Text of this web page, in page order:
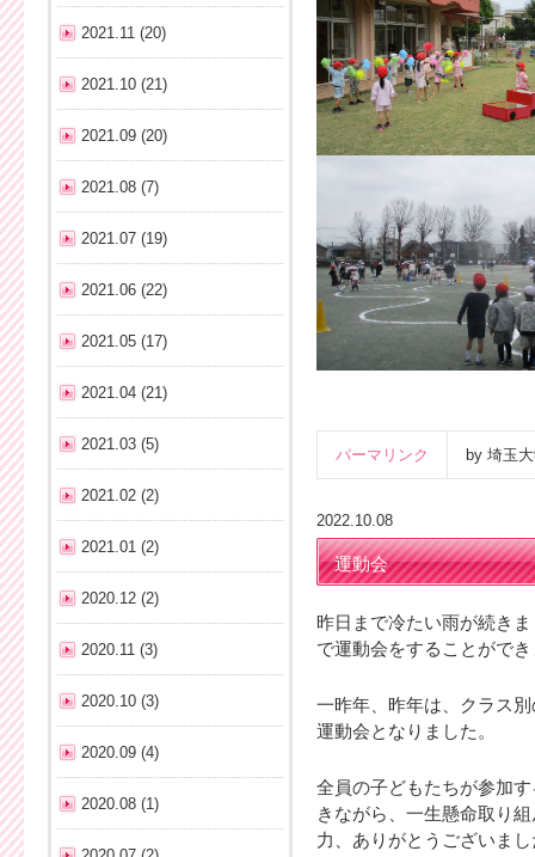
パーマリンク by 埼玉
2022.10.08
運動会
昨日まで冷たい雨が続き
で運動会をすることがで
一昨年、昨年は、クラス
運動会となりました。
全員の子どもたちが参加
きながら、一生懸命取り
力、ありがとうございま
2021.11 (20)
2021.10 (21)
2021.09 (20)
2021.08 (7)
2021.07 (19)
2021.06 (22)
2021.05 (17)
2021.04 (21)
2021.03 (5)
2021.02 (2)
2021.01 (2)
2020.12 (2)
2020.11 (3)
2020.10 (3)
2020.09 (4)
2020.08 (1)